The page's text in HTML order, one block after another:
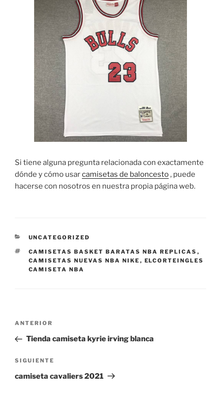
Si tiene alguna pregunta relacionada con exactamente
dónde y cómo usarcamisetas de baloncesto , puede
hacerse con nosotros en nuestra propia página web.
CATEGORÍAS
UNCATEGORIZED
ETIQUETAS
CAMISETAS BASKET BARATAS NBA REPLICAS ,
CAMISETAS NUEVAS NBA NIKE , ELCORTEINGLES
CAMISETA NBA
Navegación
entradas
Entrada
anterior:
ANTERIOR
Tienda camiseta kyrie irving blanca
Siguiente
entrada
SIGUIENTE
camiseta cavaliers 2021